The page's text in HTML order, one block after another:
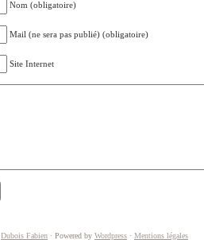
Nom (obligatoire)
Mail (ne sera pas publié) (obligatoire)
Site Internet
Dubois Fabien · Powered by Wordpress · Mentions légales